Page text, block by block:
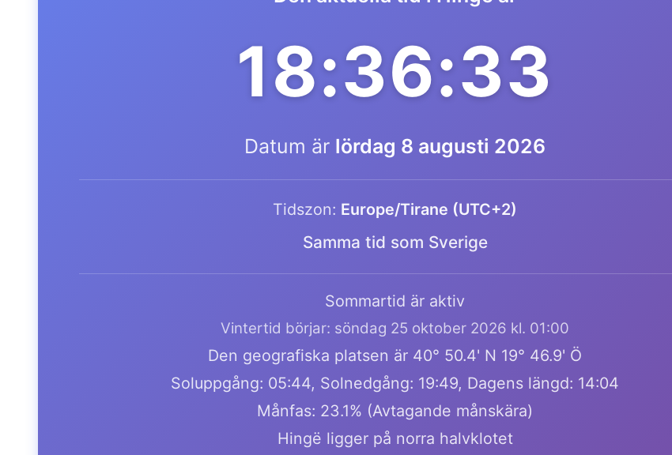
18:36:33
Datum är lördag 8 augusti 2026
Tidszon: Europe/Tirane (UTC+2)
Samma tid som Sverige
Sommartid är aktiv
Vintertid börjar: söndag 25 oktober 2026 kl. 01:00
Den geografiska platsen är 40° 50.4' N 19° 46.9' Ö
Soluppgång: 05:44, Solnedgång: 19:49, Dagens längd: 14:04
Månfas: 23.1% (Avtagande månskära)
Hingë ligger på norra halvklotet